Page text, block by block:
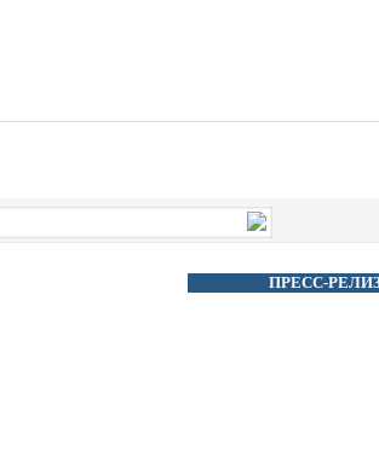
ПРЕСС-